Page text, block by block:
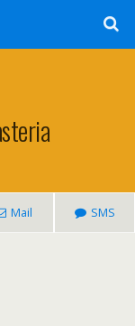
Mail SMS